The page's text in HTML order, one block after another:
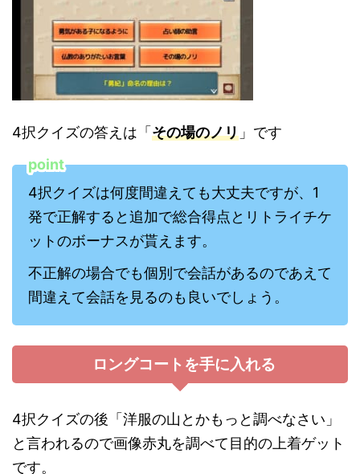
4択クイズの答えは「 その場のノリ 」です
point
4択クイズは何度間違えても大丈夫ですが、1
発で正解すると追加で総合得点とリトライチケ
ットのボーナスが貰えます。
不正解の場合でも個別で会話があるのであえて
間違えて会話を見るのも良いでしょう。
ロングコートを手に入れる
4択クイズの後「洋服の山とかもっと調べなさい」
と言われるので画像赤丸を調べて目的の上着ゲット
です。